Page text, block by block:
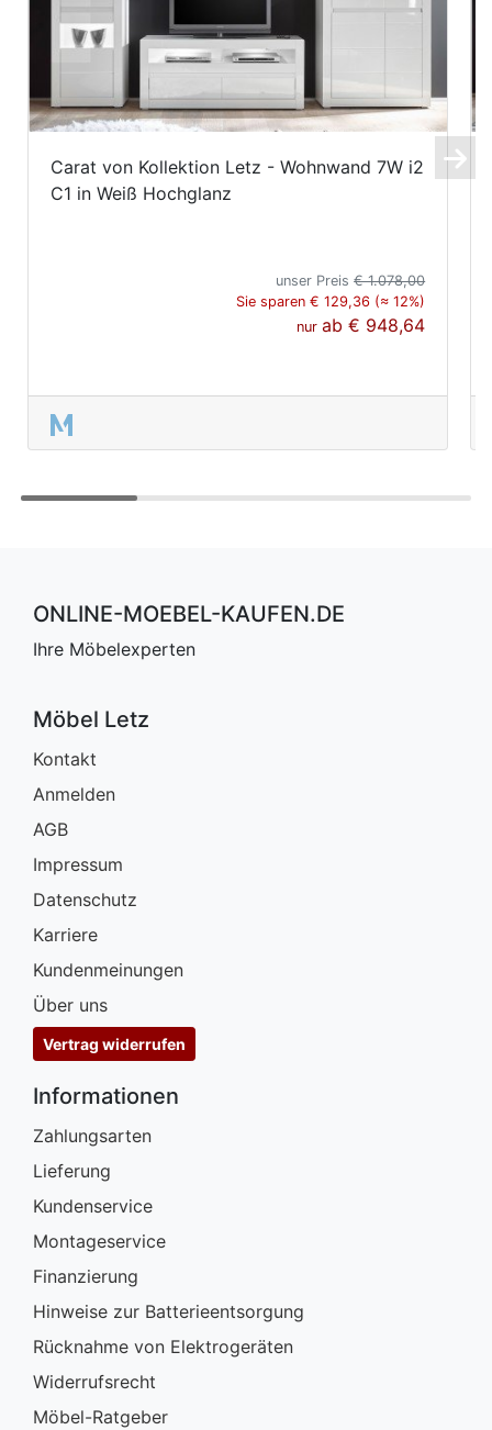
Carat von Kollektion Letz - Wohnwand 7W i2
C1 in Weiß Hochglanz
unser Preis€ 1.078,00
Sie sparen € 129,36 (≈ 12%)
nurab€ 948,64
ONLINE-MOEBEL-KAUFEN.DE
Ihre Möbelexperten
Möbel Letz
Kontakt
Anmelden
AGB
Impressum
Datenschutz
Karriere
Kundenmeinungen
Über uns
Vertrag widerrufen
Informationen
Zahlungsarten
Lieferung
Kundenservice
Montageservice
Finanzierung
Hinweise zur Batterieentsorgung
Rücknahme von Elektrogeräten
Widerrufsrecht
Möbel-Ratgeber